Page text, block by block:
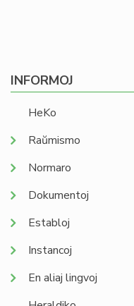
INFORMOJ
HeKo
Raŭmismo
Normaro
Dokumentoj
Establoj
Instancoj
En aliaj lingvoj